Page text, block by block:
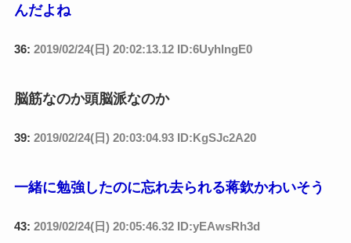
んだよね
36: 2019/02/24(日) 20:02:13.12 ID:6UyhlngE0
脳筋なのか頭脳派なのか
39: 2019/02/24(日) 20:03:04.93 ID:KgSJc2A20
一緒に勉強したのに忘れ去られる蒋欽かわいそう
43: 2019/02/24(日) 20:05:46.32 ID:yEAwsRh3d